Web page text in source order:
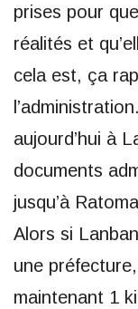
prises pour
réalités et
cela est, ça
aujourd’hui à
documents
jusqu’à
Alors si
une
maintenant 1